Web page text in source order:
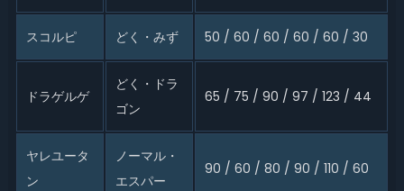
スコルピ どく・みず 50 / 60 / 60 / 60 / 60 / 30
ドラゲルゲ
どく・ドラ
ゴン
65 / 75 / 90 / 97 / 123 / 44
ヤレユータ
ン
ノーマル・
エスパー
90 / 60 / 80 / 90 / 110 / 60